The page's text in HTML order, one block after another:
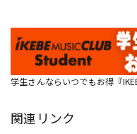
学生さんならいつでもお得『
関連リンク